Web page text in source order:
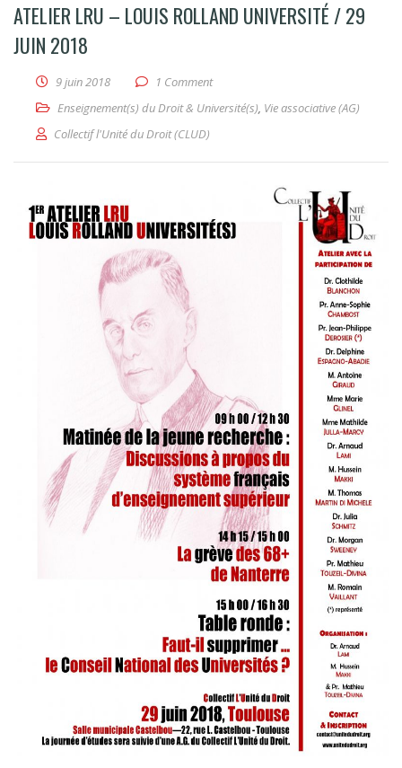
ATELIER LRU – LOUIS ROLLAND UNIVERSITÉ / 29
JUIN 2018
9 juin 2018
1 Comment
Enseignement(s) du Droit & Université(s), Vie associative (AG)
Collectif l'Unité du Droit (CLUD)